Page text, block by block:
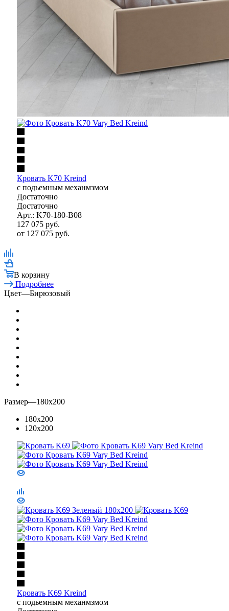
Кровать K70 Kreind
с подьемным механмзмом
Достаточно
Достаточно
Арт.: K70-180-B08
127 075 руб.
от 127 075 руб.
В корзину
Подробнее
Цвет—Бирюзовый
Размер—180x200
180x200
120x200
Кровать K69 Kreind
с подьемным механмзмом